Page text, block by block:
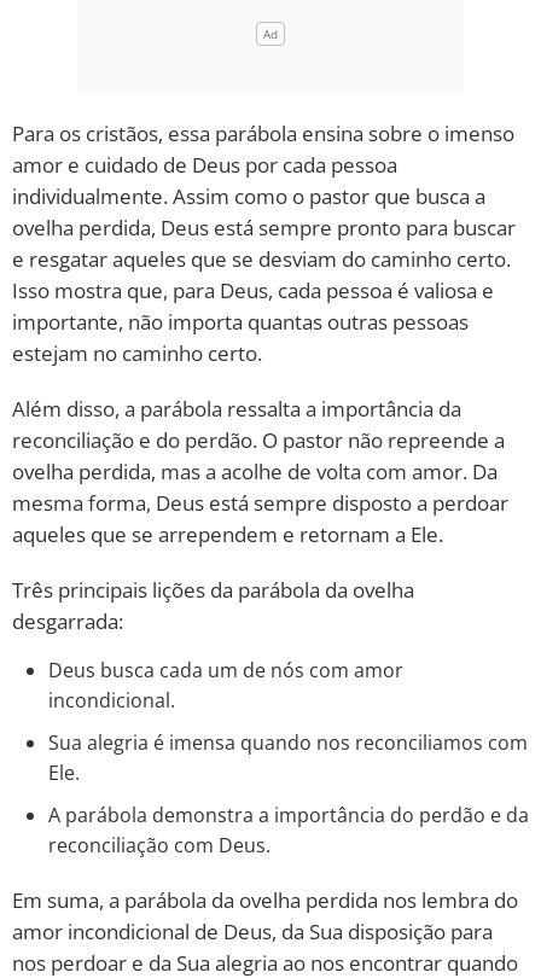
Para os cristãos, essa parábola ensina sobre o imenso
amor e cuidado de Deus por cada pessoa
individualmente. Assim como o pastor que busca a
ovelha perdida, Deus está sempre pronto para buscar
e resgatar aqueles que se desviam do caminho certo.
Isso mostra que, para Deus, cada pessoa é valiosa e
importante, não importa quantas outras pessoas
estejam no caminho certo.
Além disso, a parábola ressalta a importância da
reconciliação e do perdão. O pastor não repreende a
ovelha perdida, mas a acolhe de volta com amor. Da
mesma forma, Deus está sempre disposto a perdoar
aqueles que se arrependem e retornam a Ele.
Três principais lições da parábola da ovelha
desgarrada:
Deus busca cada um de nós com amor
incondicional.
Sua alegria é imensa quando nos reconciliamos com
Ele.
A parábola demonstra a importância do perdão e da
reconciliação com Deus.
Em suma, a parábola da ovelha perdida nos lembra do
amor incondicional de Deus, da Sua disposição para
nos perdoar e da Sua alegria ao nos encontrar quando